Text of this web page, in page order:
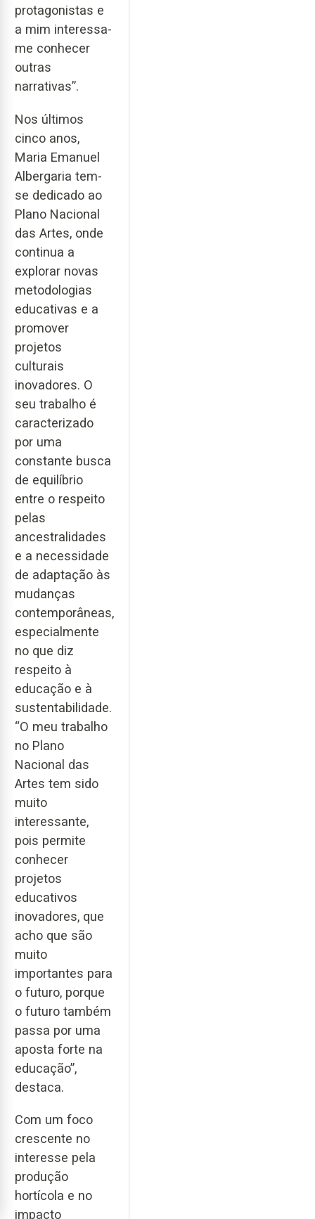
protagonistas e
a mim interessa-
me conhecer
outras
narrativas”.
Nos últimos
cinco anos,
Maria Emanuel
Albergaria tem-
se dedicado ao
Plano Nacional
das Artes, onde
continua a
explorar novas
metodologias
educativas e a
promover
projetos
culturais
inovadores. O
seu trabalho é
caracterizado
por uma
constante busca
de equilíbrio
entre o respeito
pelas
ancestralidades
e a necessidade
de adaptação às
mudanças
contemporâneas,
especialmente
no que diz
respeito à
educação e à
sustentabilidade.
“O meu trabalho
no Plano
Nacional das
Artes tem sido
muito
interessante,
pois permite
conhecer
projetos
educativos
inovadores, que
acho que são
muito
importantes para
o futuro, porque
o futuro também
passa por uma
aposta forte na
educação”,
destaca.
Com um foco
crescente no
interesse pela
produção
hortícola e no
impacto